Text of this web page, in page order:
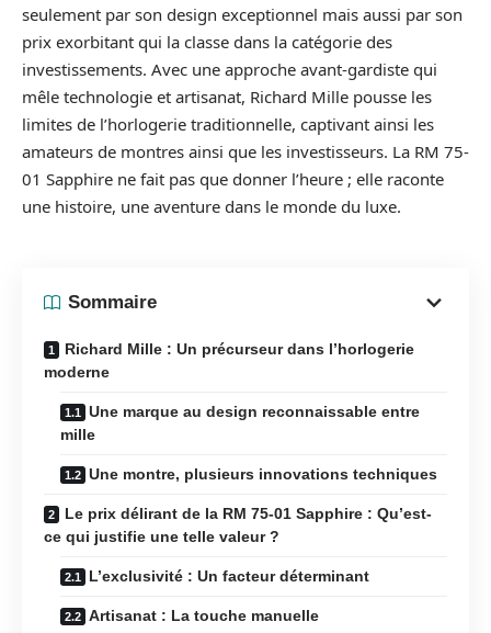
seulement par son design exceptionnel mais aussi par son
prix exorbitant qui la classe dans la catégorie des
investissements. Avec une approche avant-gardiste qui
mêle technologie et artisanat, Richard Mille pousse les
limites de l’horlogerie traditionnelle, captivant ainsi les
amateurs de montres ainsi que les investisseurs. La RM 75-
01 Sapphire ne fait pas que donner l’heure ; elle raconte
une histoire, une aventure dans le monde du luxe.
Sommaire
Richard Mille : Un précurseur dans l’horlogerie
moderne
Une marque au design reconnaissable entre
mille
Une montre, plusieurs innovations techniques
Le prix délirant de la RM 75-01 Sapphire : Qu’est-
ce qui justifie une telle valeur ?
L’exclusivité : Un facteur déterminant
Artisanat : La touche manuelle